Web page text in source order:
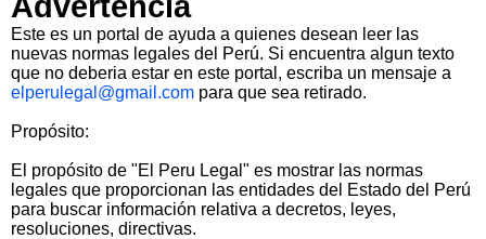
Este es un portal de ayuda a quienes desean leer las
nuevas normas legales del Perú. Si encuentra algun texto
que no deberia estar en este portal, escriba un mensaje a
elperulegal@gmail.com para que sea retirado.
Propósito:
El propósito de "El Peru Legal" es mostrar las normas
legales que proporcionan las entidades del Estado del Perú
para buscar información relativa a decretos, leyes,
resoluciones, directivas.